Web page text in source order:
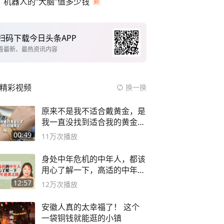
码下载今日头条APP
最新、最热资讯内容
精彩视频 换一换
00:49
原来不是我不适合戴黄金，是
我一直没找到适合我的黄金
😭
11万次播放
12:57
身处中年危机的中年人，都该
用心了解一下，高适的中年逆
袭之路
12万次播放
安徽人真的太幸福了！ 这个
一袋铜钱就能逛的小镇